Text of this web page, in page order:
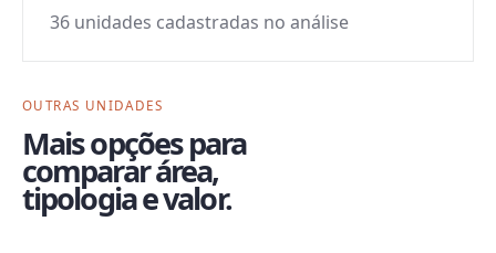
36 unidades cadastradas no análise
OUTRAS UNIDADES
Mais opções para
comparar área,
tipologia e valor.